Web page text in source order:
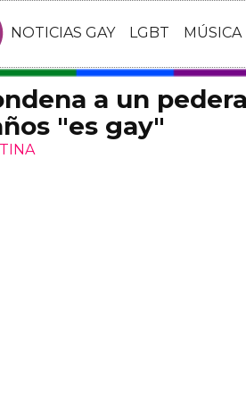
NOTICIAS GAY LGBT MÚSICA
a un
"es gay"